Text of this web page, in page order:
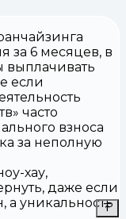
за 6 месяцев, в
выплачивать
если
часто
взноса
за неполную
хау,
даже если
а уникальность